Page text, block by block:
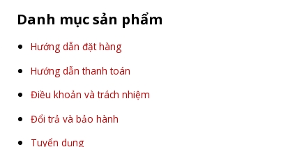
Danh mục sản phẩm
Hướng dẫn đặt hàng
Hướng dẫn thanh toán
Điều khoản và trách nhiệm
Đổi trả và bảo hành
Tuyển dụng